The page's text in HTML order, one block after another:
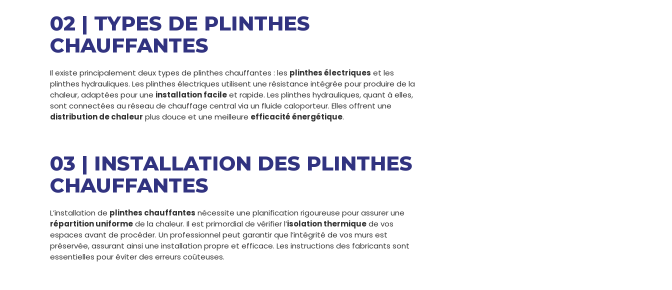
02 | TYPES DE PLINTHES
CHAUFFANTES
Il existe principalement deux types de plinthes chauffantes : les plinthes électriques et les
plinthes hydrauliques. Les plinthes électriques utilisent une résistance intégrée pour produire de la
chaleur, adaptées pour une installation facileet rapide. Les plinthes hydrauliques, quant à elles,
sont connectées au réseau de chauffage central via un fluide caloporteur. Elles offrent une
distribution de chaleur plus douce et une meilleure efficacité énergétique.
03 | INSTALLATION DES PLINTHES
CHAUFFANTES
L’installation de plinthes chauffantes nécessite une planification rigoureuse pour assurer une
répartition uniformede la chaleur. Il est primordial de vérifier l’isolation thermiquede vos
espaces avant de procéder. Un professionnel peut garantir que l’intégrité de vos murs est
préservée, assurant ainsi une installation propre et efficace. Les instructions des fabricants sont
essentielles pour éviter des erreurs coûteuses.